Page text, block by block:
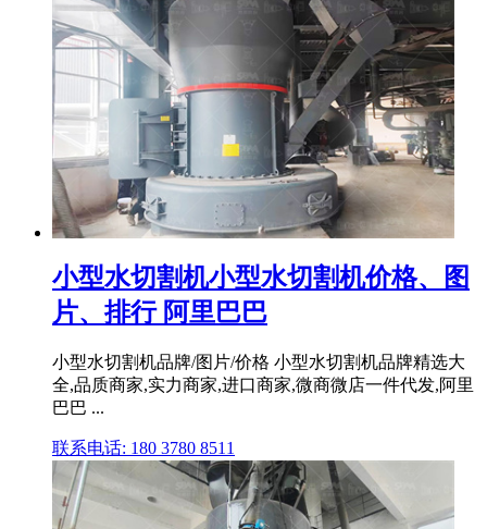
小型水切割机小型水切割机价格、图
片、排行 阿里巴巴
小型水切割机品牌/图片/价格 小型水切割机品牌精选大
全,品质商家,实力商家,进口商家,微商微店一件代发,阿里
巴巴 ...
联系电话: 180 3780 8511